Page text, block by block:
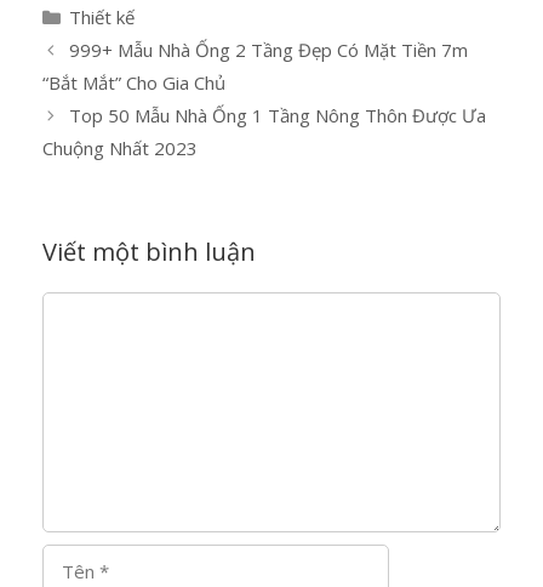
D
a
h
m
ụ
Thiết kế
Đ
i
u
h
g
b
999+ Mẫu Nhà Ống 2 Tầng Đẹp Có Mặt Tiền 7m
“Bắt Mắt” Cho Gia Chủ
Top 50 Mẫu Nhà Ống 1 Tầng Nông Thôn Được Ưa
Chuộng Nhất 2023
Viết một bình luận